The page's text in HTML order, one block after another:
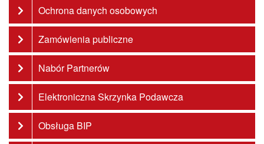
Ochrona danych osobowych
Zamówienia publiczne
Nabór Partnerów
Elektroniczna Skrzynka Podawcza
Obsługa BIP